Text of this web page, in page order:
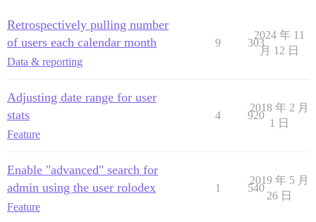
Retrospectively pulling number
of users each calendar month
Data & reporting
9 303
2024 年 11
月 12 日
Adjusting date range for user
stats
Feature
4 920
2018 年 2 月
1 日
Enable "advanced" search for
admin using the user rolodex
Feature
1 540
2019 年 5 月
26 日